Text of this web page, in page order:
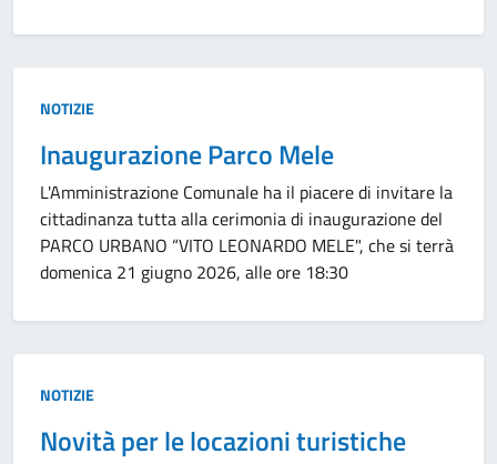
Tipo:
NOTIZIE
Inaugurazione Parco Mele
L'Amministrazione Comunale ha il piacere di invitare la
cittadinanza tutta alla cerimonia di inaugurazione del
PARCO URBANO “VITO LEONARDO MELE", che si terrà
domenica 21 giugno 2026, alle ore 18:30
Tipo:
NOTIZIE
Novità per le locazioni turistiche